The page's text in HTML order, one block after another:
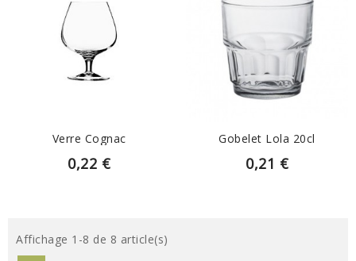
EN SAVOIR PLUS
Verre Cognac
0,22 €
EN SAVOIR PLUS
Gobelet Lola 20cl
0,21 €
Affichage 1-8 de 8 article(s)